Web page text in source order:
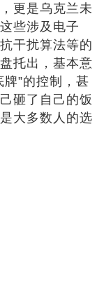
更是乌克兰未
些涉及电子
干扰算法等的
托出，基本意
”的控制，甚
砸了自己的饭
大多数人的选